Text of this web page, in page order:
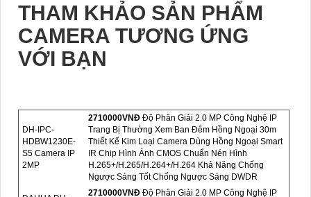
THAM KHẢO SẢN PHẨM
CAMERA TƯƠNG ỨNG
VỚI BẠN
DH-IPC-
HDBW1230E-
S5 Camera IP
2MP
2710000VNÐ Độ Phân Giải 2.0 MP Công Nghệ IP
Trang Bị Thường Xem Ban Đêm Hồng Ngoại 30m
Thiết Kế Kim Loại Camera Dùng Hồng Ngoại Smart
IR Chip Hình Ảnh CMOS Chuẩn Nén Hình
H.265+/H.265/H.264+/H.264 Khả Năng Chống
Ngược Sáng Tốt Chống Ngược Sáng DWDR
2710000VNÐ Độ Phân Giải 2.0 MP Công Nghệ IP